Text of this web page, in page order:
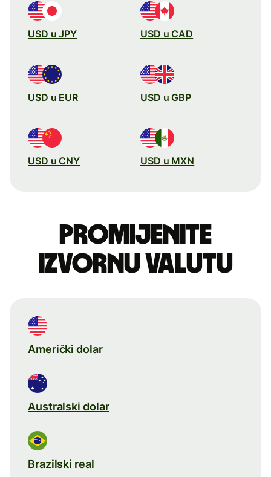
USD u JPY USD u CAD
USD u EUR USD u GBP
USD u CNY USD u MXN
Promijenite
izvornu valutu
Američki dolar
Australski dolar
Brazilski real